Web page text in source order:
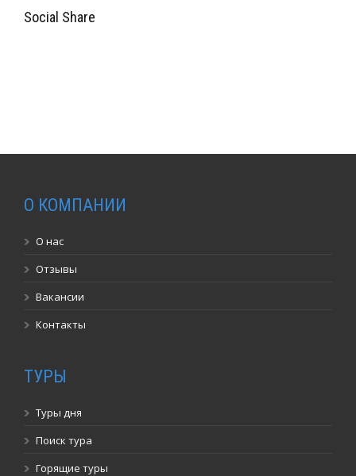
Social Share
О КОМПАНИИ
О нас
Отзывы
Вакансии
Контакты
ТУРЫ
Туры дня
Поиск тура
Горящие туры